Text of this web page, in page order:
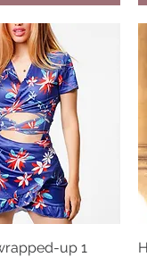
rapidăup 1